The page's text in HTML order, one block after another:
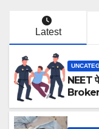
Latest
NEET